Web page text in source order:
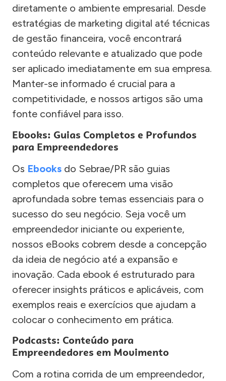
diretamente o ambiente empresarial. Desde
estratégias de marketing digital até técnicas
de gestão financeira, você encontrará
conteúdo relevante e atualizado que pode
ser aplicado imediatamente em sua empresa.
Manter-se informado é crucial para a
competitividade, e nossos artigos são uma
fonte confiável para isso.
Ebooks: Guias Completos e Profundos
para Empreendedores
Os Ebooks do Sebrae/PR são guias
completos que oferecem uma visão
aprofundada sobre temas essenciais para o
sucesso do seu negócio. Seja você um
empreendedor iniciante ou experiente,
nossos eBooks cobrem desde a concepção
da ideia de negócio até a expansão e
inovação. Cada ebook é estruturado para
oferecer insights práticos e aplicáveis, com
exemplos reais e exercícios que ajudam a
colocar o conhecimento em prática.
Podcasts: Conteúdo para
Empreendedores em Movimento
Com a rotina corrida de um empreendedor,